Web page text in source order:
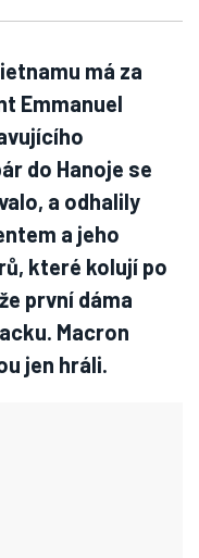
má za
Emmanuel
do Hanoje se
a odhalily
a jeho
které kolují po
první dáma
Macron
jen hráli.